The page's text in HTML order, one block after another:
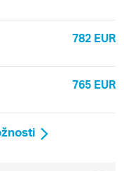
782 EUR
765 EUR